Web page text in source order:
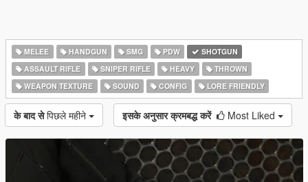
MELEE HANDGUN SMG PDW
SHOTGUN
ASSAULT RIFLE
SNIPER RIFLE HEAVY
THROWN
WEAPON TEXTURE
SOUND CONFIG LORE FRIENDLY
के बाद से पिछले महीने इसके अनुसार क्रमबद्ध करें Most Liked